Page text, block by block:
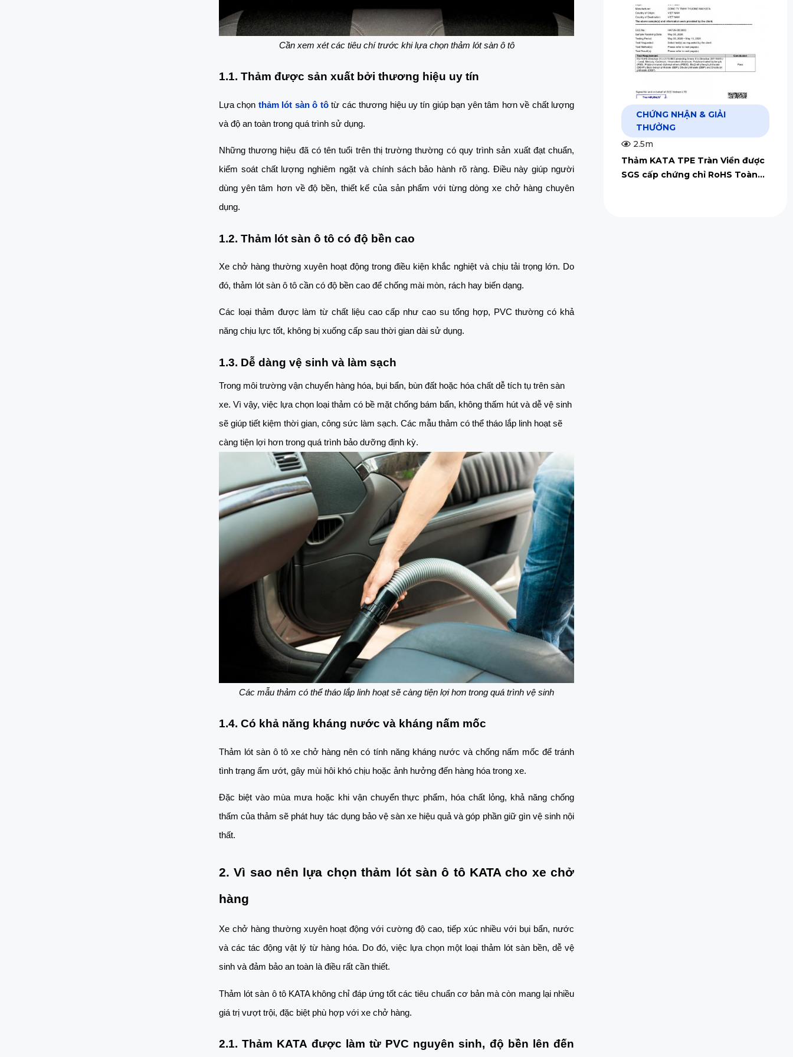
Cần xem xét các tiêu chí trước khi lựa chọn thảm lót sàn ô tô
1.1. Thảm được sản xuất bởi thương hiệu uy tín
Lựa chọn thảm lót sàn ô tô từ các thương hiệu uy tín giúp bạn yên tâm hơn về chất lượng
và độ an toàn trong quá trình sử dụng.
Những thương hiệu đã có tên tuổi trên thị trường thường có quy trình sản xuất đạt chuẩn,
kiểm soát chất lượng nghiêm ngặt và chính sách bảo hành rõ ràng. Điều này giúp người
dùng yên tâm hơn về độ bền, thiết kế của sản phẩm với từng dòng xe chở hàng chuyên
dụng.
1.2. Thảm lót sàn ô tô có độ bền cao
Xe chở hàng thường xuyên hoạt động trong điều kiện khắc nghiệt và chịu tải trọng lớn. Do
đó, thảm lót sàn ô tô cần có độ bền cao để chống mài mòn, rách hay biến dạng.
Các loại thảm được làm từ chất liệu cao cấp như cao su tổng hợp, PVC thường có khả
năng chịu lực tốt, không bị xuống cấp sau thời gian dài sử dụng.
1.3. Dễ dàng vệ sinh và làm sạch
Trong môi trường vận chuyển hàng hóa, bụi bẩn, bùn đất hoặc hóa chất dễ tích tụ trên sàn
xe. Vì vậy, việc lựa chọn loại thảm có bề mặt chống bám bẩn, không thấm hút và dễ vệ sinh
sẽ giúp tiết kiệm thời gian, công sức làm sạch. Các mẫu thảm có thể tháo lắp linh hoạt sẽ
càng tiện lợi hơn trong quá trình bảo dưỡng định kỳ.
Các mẫu thảm có thể tháo lắp linh hoạt sẽ càng tiện lợi hơn trong quá trình vệ sinh
1.4. Có khả năng kháng nước và kháng nấm mốc
Thảm lót sàn ô tô xe chở hàng nên có tính năng kháng nước và chống nấm mốc để tránh
tình trạng ẩm ướt, gây mùi hôi khó chịu hoặc ảnh hưởng đến hàng hóa trong xe.
Đặc biệt vào mùa mưa hoặc khi vận chuyển thực phẩm, hóa chất lỏng, khả năng chống
thấm của thảm sẽ phát huy tác dụng bảo vệ sàn xe hiệu quả và góp phần giữ gìn vệ sinh nội
thất.
2. Vì sao nên lựa chọn thảm lót sàn ô tô KATA cho xe chở
hàng
Xe chở hàng thường xuyên hoạt động với cường độ cao, tiếp xúc nhiều với bụi bẩn, nước
và các tác động vật lý từ hàng hóa. Do đó, việc lựa chọn một loại thảm lót sàn bền, dễ vệ
sinh và đảm bảo an toàn là điều rất cần thiết.
Thảm lót sàn ô tô KATA không chỉ đáp ứng tốt các tiêu chuẩn cơ bản mà còn mang lại nhiều
giá trị vượt trội, đặc biệt phù hợp với xe chở hàng.
2.1. Thảm KATA được làm từ PVC nguyên sinh, độ bền lên đến
CHỨNG NHẬN & GIẢI
THƯỞNG
2.5m
Thảm KATA TPE Tràn Viền được
SGS cấp chứng chỉ RoHS Toàn